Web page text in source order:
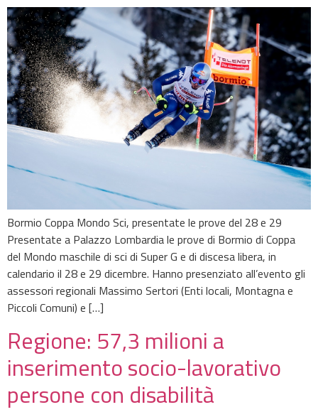
Bormio Coppa Mondo Sci, presentate le prove del 28 e 29
Presentate a Palazzo Lombardia le prove di Bormio di Coppa
del Mondo maschile di sci di Super G e di discesa libera, in
calendario il 28 e 29 dicembre. Hanno presenziato all’evento gli
assessori regionali Massimo Sertori (Enti locali, Montagna e
Piccoli Comuni) e […]
Regione: 57,3 milioni a
inserimento socio-lavorativo
persone con disabilità